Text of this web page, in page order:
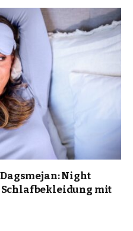
Night
Schlafbekleidung mit